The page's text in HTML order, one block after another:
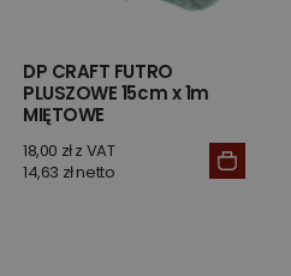
DP CRAFT FUTRO
PLUSZOWE 15cm x 1m
MIĘTOWE
18,00 zł z VAT
14,63 zł netto